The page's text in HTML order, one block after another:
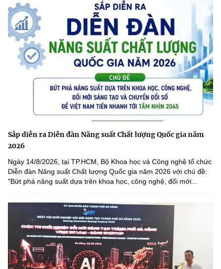
Sắp diễn ra Diễn đàn Năng suất Chất lượng Quốc gia năm
2026
Ngày 14/8/2026, tại TP.HCM, Bộ Khoa học và Công nghệ tổ chức
Diễn đàn Năng suất Chất lượng Quốc gia năm 2026 với chủ đề:
"Bứt phá năng suất dựa trên khoa học, công nghệ, đổi mới...